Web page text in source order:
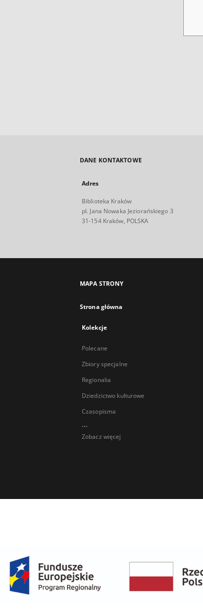
DANE KONTAKTOWE
Adres
Biblioteka Kraków
pl. Jana Nowaka Jeziorańskiego 3
31-154 Kraków, POLSKA
MAPA STRONY
Strona główna
Kolekcje
Polecane
Zbiory specjalne
Regionalia
Dziedzictwo kulturowe
Czasopisma
...
Zobacz więcej